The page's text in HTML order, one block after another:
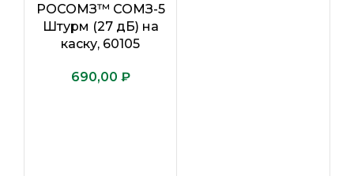
РОСОМЗ™ СОМЗ-5
Штурм (27 дБ) на
каску, 60105
₽